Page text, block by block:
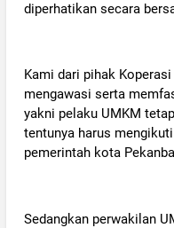
diperhatikan secara
‎Kami dari pihak
mengawasi serta
yakni pelaku UMKM
tentunya harus
pemerintah kota
‎Sedangkan perwakilan